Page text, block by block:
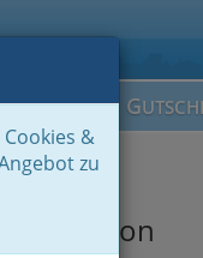
MEIN IG G
&
zu
Navigation